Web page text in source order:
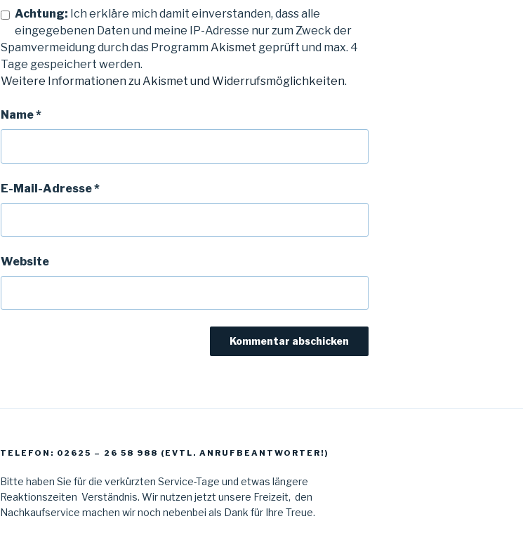
Achtung: Ich erkläre mich damit einverstanden, dass alle
eingegebenen Daten und meine IP-Adresse nur zum Zweck der
Spamvermeidung durch das Programm Akismet geprüft und max. 4
Tage gespeichert werden.
Weitere Informationen zu Akismet und Widerrufsmöglichkeiten.
Name*
E-Mail-Adresse*
Website
TELEFON: 02625 – 26 58 988 (EVTL. ANRUFBEANTWORTER!)
Bitte haben Sie für die verkürzten Service-Tage und etwas längere
Reaktionszeiten Verständnis. Wir nutzen jetzt unsere Freizeit, den
Nachkaufservice machen wir noch nebenbei als Dank für Ihre Treue.